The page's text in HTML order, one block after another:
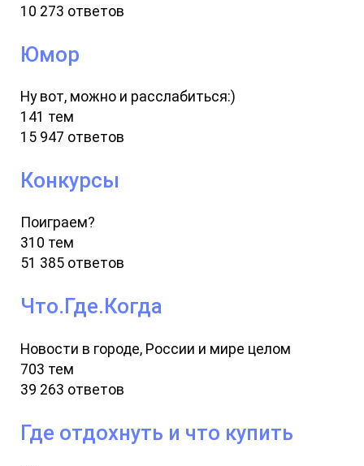
10 273 ответов
Юмор
Ну вот, можно и расслабиться:)
141 тем
15 947 ответов
Конкурсы
Поиграем?
310 тем
51 385 ответов
Что.Где.Когда
Новости в городе, России и мире целом
703 тем
39 263 ответов
Где отдохнуть и что купить